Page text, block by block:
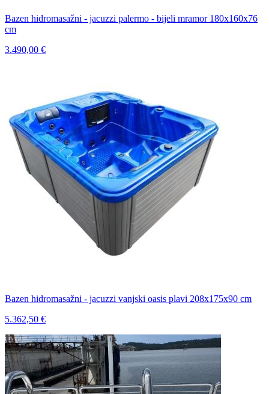
Bazen hidromasažni - jacuzzi palermo - bijeli mramor 180x160x76
cm
3.490,00 €
Bazen hidromasažni - jacuzzi vanjski oasis plavi 208x175x90 cm
5.362,50 €